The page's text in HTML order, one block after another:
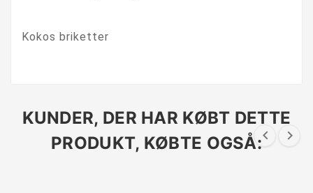
Kokos briketter
KUNDER, DER HAR KØBT DETTE
PRODUKT, KØBTE OGSÅ: 